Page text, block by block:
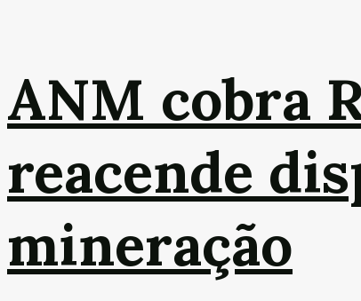
ANM cobra
reacende
mineração